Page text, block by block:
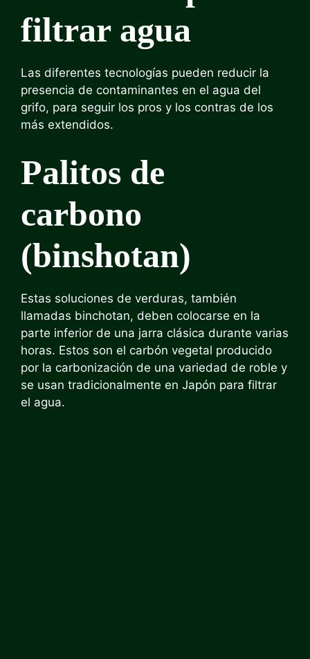
filtrar agua
Las diferentes tecnologías pueden reducir la
presencia de contaminantes en el agua del
grifo, para seguir los pros y los contras de los
más extendidos.
Palitos de
carbono
(binshotan)
Estas soluciones de verduras, también
llamadas binchotan, deben colocarse en la
parte inferior de una jarra clásica durante varias
horas. Estos son el carbón vegetal producido
por la carbonización de una variedad de roble y
se usan tradicionalmente en Japón para filtrar
el agua.